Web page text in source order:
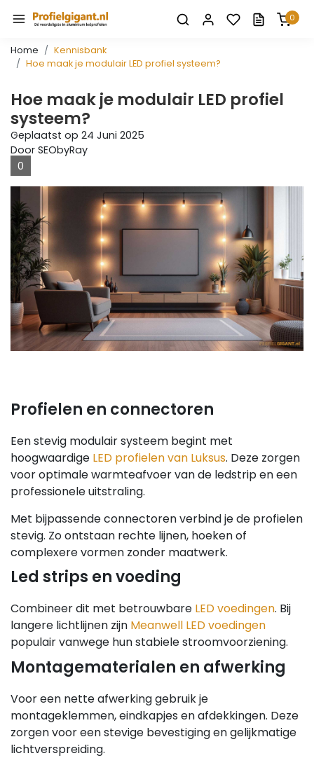
0
Home
Kennisbank
Hoe maak je modulair LED profiel systeem?
Hoe maak je modulair LED profiel
systeem?
Geplaatst op 24 Juni 2025
Door SEObyRay
0
Profielen en connectoren
Een stevig modulair systeem begint met
hoogwaardige LED profielen van Luksus. Deze zorgen
voor optimale warmteafvoer van de ledstrip en een
professionele uitstraling.
Met bijpassende connectoren verbind je de profielen
stevig. Zo ontstaan rechte lijnen, hoeken of
complexere vormen zonder maatwerk.
Led strips en voeding
Combineer dit met betrouwbare LED voedingen. Bij
langere lichtlijnen zijn Meanwell LED voedingen
populair vanwege hun stabiele stroomvoorziening.
Montagematerialen en afwerking
Voor een nette afwerking gebruik je
montageklemmen, eindkapjes en afdekkingen. Deze
zorgen voor een stevige bevestiging en gelijkmatige
lichtverspreiding.